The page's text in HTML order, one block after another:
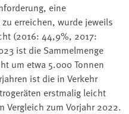
eine
erreichen, wurde jeweils
(2016: 44,9%, 2017:
ist die Sammelmenge
um etwa 5.000 Tonnen
ist die in Verkehr
erstmalig leicht
Vergleich zum Vorjahr 2022.